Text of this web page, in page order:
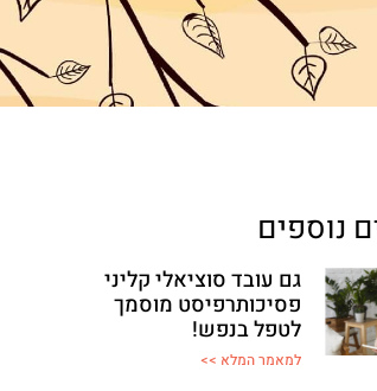
נוספים
גם עובד סוציאלי קליני
פסיכותרפיסט מוסמך
לטפל בנפש!
למאמר המלא >>